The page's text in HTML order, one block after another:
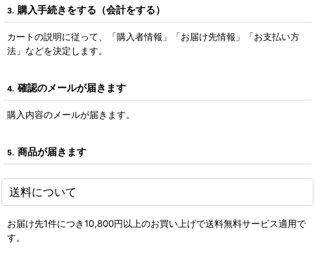
3. 購入手続きをする（会計をする）
カートの説明に従って、「購入者情報」「お届け先情報」「お支払い方
法」などを決定します。
4. 確認のメールが届きます
購入内容のメールが届きます。
5. 商品が届きます
送料について
お届け先1件につき10,800円以上のお買い上げで送料無料サービス適用で
す。